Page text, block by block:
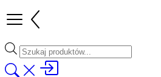
Wyszukiwarka
produktów